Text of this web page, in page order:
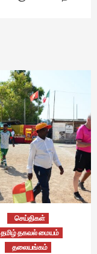
செய்திகள்
தமிழ் தகவல் மையம்
தலையங்கம்